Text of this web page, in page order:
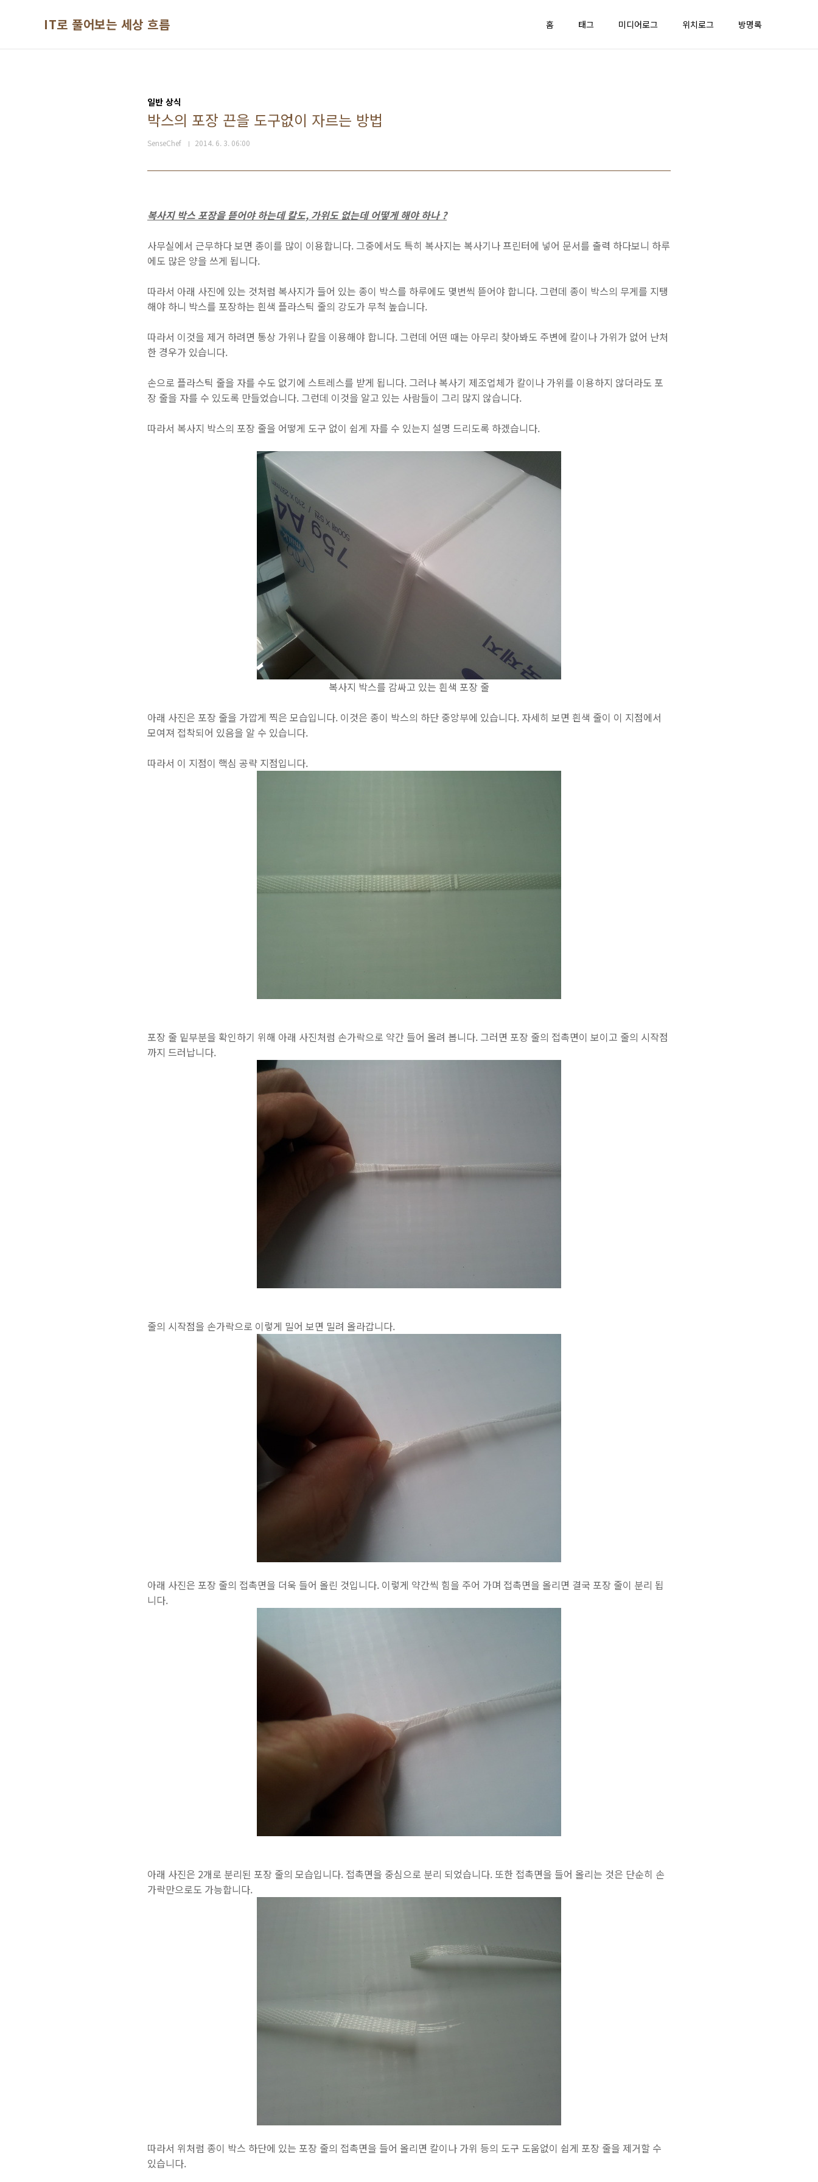
IT로 풀어보는 세상 흐름 홈 태그 미디어로그 위치로그 방명록
일반 상식
박스의 포장 끈을 도구없이 자르는 방법
SenseChef 2014. 6. 3. 06:00
복사지 박스 포장을 뜯어야 하는데 칼도, 가위도 없는데 어떻게 해야 하나 ?
사무실에서 근무하다 보면 종이를 많이 이용합니다. 그중에서도 특히 복사지는 복사기나 프린터에 넣어 문서를 출력 하다보니 하루
에도 많은 양을 쓰게 됩니다.
따라서 아래 사진에 있는 것처럼 복사지가 들어 있는 종이 박스를 하루에도 몇번씩 뜯어야 합니다. 그런데 종이 박스의 무게를 지탱
해야 하니 박스를 포장하는 흰색 플라스틱 줄의 강도가 무척 높습니다.
따라서 이것을 제거 하려면 통상 가위나 칼을 이용해야 합니다. 그런데 어떤 때는 아무리 찾아봐도 주변에 칼이나 가위가 없어 난처
한 경우가 있습니다.
손으로 플라스틱 줄을 자를 수도 없기에 스트레스를 받게 됩니다. 그러나 복사기 제조업체가 칼이나 가위를 이용하지 않더라도 포
장 줄을 자를 수 있도록 만들었습니다. 그런데 이것을 알고 있는 사람들이 그리 많지 않습니다.
따라서 복사지 박스의 포장 줄을 어떻게 도구 없이 쉽게 자를 수 있는지 설명 드리도록 하겠습니다.
복사지 박스를 감싸고 있는 흰색 포장 줄
아래 사진은 포장 줄을 가깝게 찍은 모습입니다. 이것은 종이 박스의 하단 중앙부에 있습니다. 자세히 보면 흰색 줄이 이 지점에서
모여져 접착되어 있음을 알 수 있습니다.
따라서 이 지점이 핵심 공략 지점입니다.
포장 줄 밑부분을 확인하기 위해 아래 사진처럼 손가락으로 약간 들어 올려 봅니다. 그러면 포장 줄의 접촉면이 보이고 줄의 시작점
까지 드러납니다.
줄의 시작점을 손가락으로 이렇게 밀어 보면 밀려 올라갑니다.
아래 사진은 포장 줄의 접촉면을 더욱 들어 올린 것입니다. 이렇게 약간씩 힘을 주어 가며 접촉면을 올리면 결국 포장 줄이 분리 됩
니다.
아래 사진은 2개로 분리된 포장 줄의 모습입니다. 접촉면을 중심으로 분리 되었습니다. 또한 접촉면을 들어 올리는 것은 단순히 손
가락만으로도 가능합니다.
따라서 위처럼 종이 박스 하단에 있는 포장 줄의 접촉면을 들어 올리면 칼이나 가위 등의 도구 도움없이 쉽게 포장 줄을 제거할 수
있습니다.